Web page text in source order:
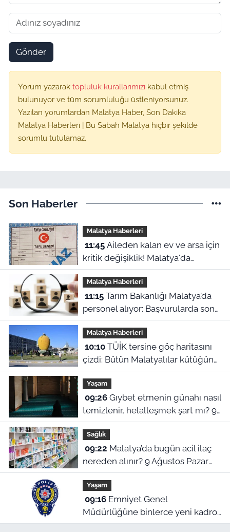
Gönder
Yorum yazarak topluluk kurallarımızı kabul etmiş
bulunuyor ve tüm sorumluluğu üstleniyorsunuz.
Yazılan yorumlardan Malatya Haber, Son Dakika
Malatya Haberleri | Bu Sabah Malatya hiçbir şekilde
sorumlu tutulamaz.
Son Haberler
Malatya Haberleri
11:45Aileden kalan ev ve arsa için
kritik değişiklik! Malatya'da
mirasçılar ne yapacak?
Malatya Haberleri
11:15Tarım Bakanlığı Malatya’da
personel alıyor: Başvurularda son
gün bugün!
Malatya Haberleri
10:10TÜİK tersine göç haritasını
çizdi: Bütün Malatyalılar kütüğüne
dönse Doğu’nun megakenti
oluyor!
Yaşam
09:26Gıybet etmenin günahı nasıl
temizlenir, helalleşmek şart mı? 9
Ağustos Malatya ezan vakitleri
Sağlık
09:22
nereden alınır? 9 Ağustos Pazar
nöbetçi eczaneler
Yaşam
09:16Emniyet Genel
Müdürlüğüne binlerce yeni kadro!
Cumhurbaşkanlığı Kararı Resmi